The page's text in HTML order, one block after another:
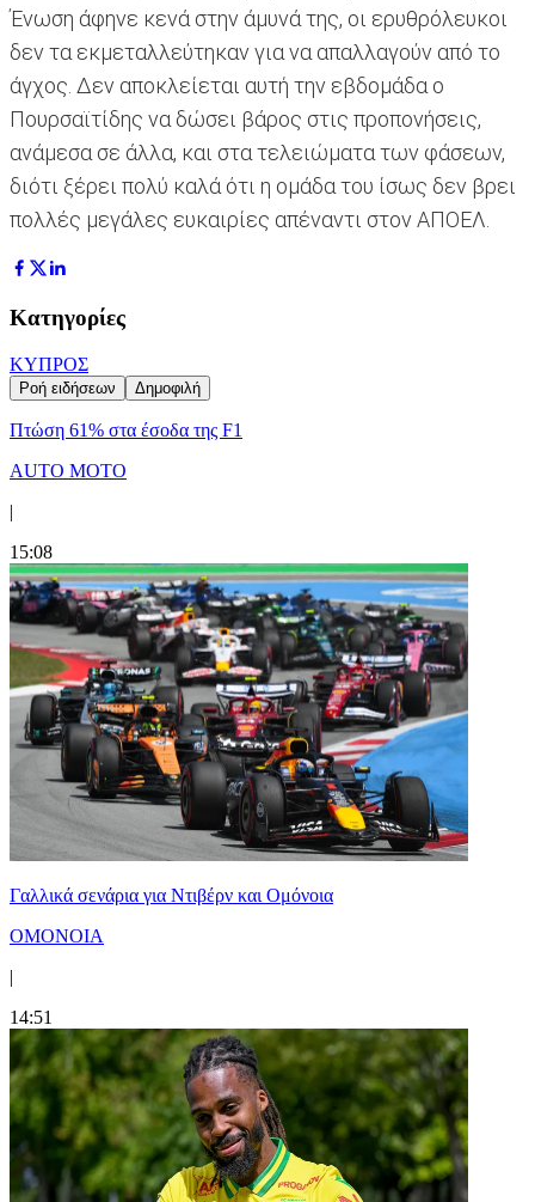
Ένωση άφηνε κενά στην άμυνά της, οι ερυθρόλευκοι
δεν τα εκμεταλλεύτηκαν για να απαλλαγούν από το
άγχος. Δεν αποκλείεται αυτή την εβδομάδα ο
Πουρσαϊτίδης να δώσει βάρος στις προπονήσεις,
ανάμεσα σε άλλα, και στα τελειώματα των φάσεων,
διότι ξέρει πολύ καλά ότι η ομάδα του ίσως δεν βρει
πολλές μεγάλες ευκαιρίες απέναντι στον ΑΠΟΕΛ.
Κατηγορίες
ΚΥΠΡΟΣ
Ροή ειδήσεων Δημοφιλή
Πτώση 61% στα έσοδα της F1
AUTO MOTO
|
15:08
Γαλλικά σενάρια για Ντιβέρν και Ομόνοια
ΟΜΟΝΟΙΑ
|
14:51